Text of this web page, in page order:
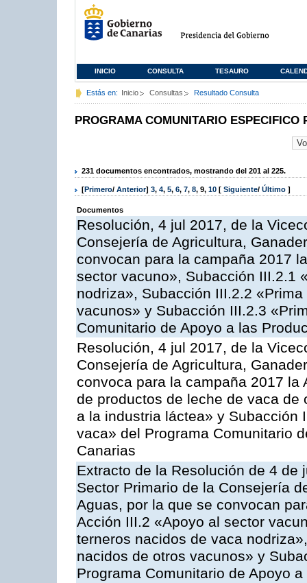
INICIO CONSULTA TESAURO
Estás en: Inicio Consultas Resultado Consulta
PROGRAMA COMUNITARIO ESPECIFICO
231 documentos encontrados, mostrando del 201 al 225.
[Primero/ Anterior] 3, 4, 5, 6, 7, 8, 9, 10 [ Siguiente/ Último ]
Documentos
Resolución, 4 jul 2017, de la
Consejería de Agricultura,
convocan para la campaña 2017
sector vacuno», Subacción III.2.1
nodriza», Subacción III.2.2
vacunos» y Subacción III.2.3
Comunitario de Apoyo a las
Resolución, 4 jul 2017, de la
Consejería de Agricultura,
convoca para la campaña 2017
de productos de leche de vaca
a la industria láctea» y Subacción
vaca» del Programa Comunitario
Canarias
Extracto de la Resolución de 4
Sector Primario de la Consejería
Aguas, por la que se convocan
Acción III.2 «Apoyo al sector
terneros nacidos de vaca
nacidos de otros vacunos» y
Programa Comunitario de Apoyo